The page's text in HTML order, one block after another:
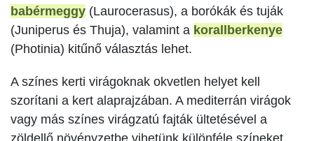
babérmeggy (Laurocerasus), a borókák és tuják
(Juniperus és Thuja), valamint a korallberkenye
(Photinia) kitűnő választás lehet.
A színes kerti virágoknak okvetlen helyet kell
szorítani a kert alaprajzában. A mediterrán virágok
vagy más színes virágzatú fajták ültetésével a
zöldellő növényzetbe vihetünk különféle színeket,